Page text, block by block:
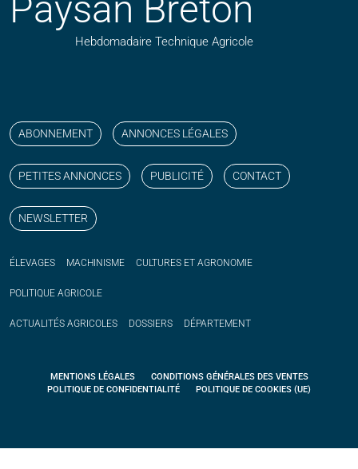
Paysan Breton
Hebdomadaire Technique Agricole
ABONNEMENT ANNONCES LÉGALES
PETITES ANNONCES PUBLICITÉ CONTACT
NEWSLETTER
ÉLEVAGES MACHINISME CULTURES ET AGRONOMIE
POLITIQUE AGRICOLE
ACTUALITÉS AGRICOLES DOSSIERS DÉPARTEMENT
MENTIONS LÉGALES
CONDITIONS GÉNÉRALES DES VENTES
POLITIQUE DE CONFIDENTIALITÉ
POLITIQUE DE COOKIES (UE)